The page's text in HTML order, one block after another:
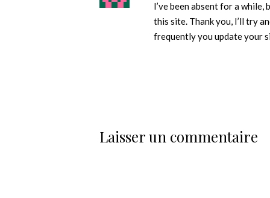
I’ve been absent for a while,
this site. Thank you, I’ll try
frequently you update your
Laisser un commentaire